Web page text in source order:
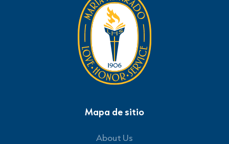
Mapa de sitio
About Us